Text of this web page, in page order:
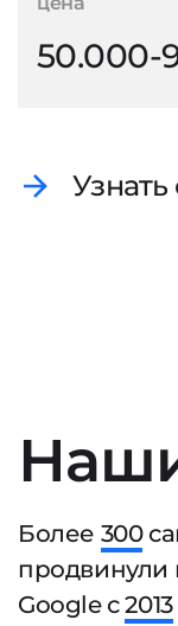
50.000-
Узнать
Более 300
продвинули
Google с2013